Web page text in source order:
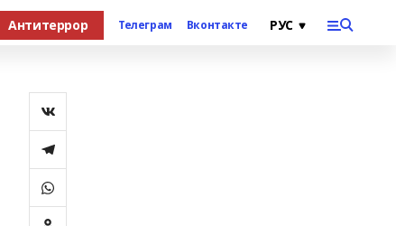
Антитеррор Телеграм Вконтакте